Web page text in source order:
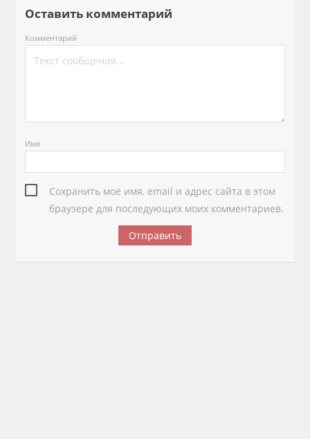
Оставить комментарий
Комментарий
Имя
Сохранить моё имя, email и адрес сайта в этом
браузере для последующих моих комментариев.